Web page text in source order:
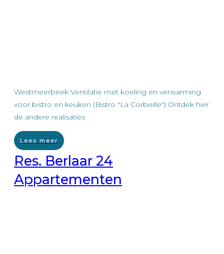
Westmeerbeek Ventilatie met koeling en verwarming
voor bistro en keuken (Bistro "La Corbeille") Ontdek hier
de andere realisaties
Lees meer
Res. Berlaar 24
Appartementen